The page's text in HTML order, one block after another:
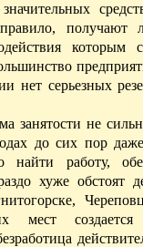
получают
которым
нет серьезных
занятости не
до сих пор
найти работу,
хуже обстоят
мест